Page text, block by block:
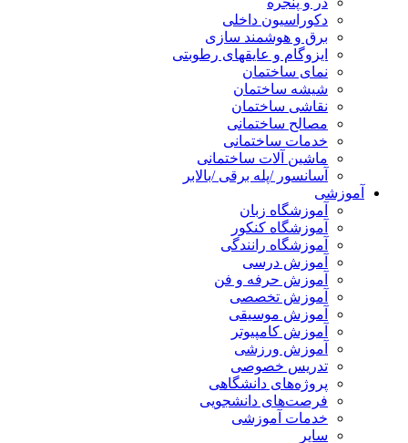
دکوراسیون داخلی
برق و هوشمند سازی
ایزوگام و عایقهای رطوبتی
نمای ساختمان
شیشه ساختمان
نقاشی ساختمان
مصالح ساختمانی
خدمات ساختمانی
ماشین آلات ساختمانی
آسانسور /پله برقی /بالابر
آموزشی
آموزشگاه زبان
آموزشگاه کنکور
آموزشگاه رانندگی
آموزش درسی
آموزش حرفه و فن
آموزش تخصصی
آموزش موسیقی
آموزش کامپیوتر
آموزش ورزشی
تدریس خصوصی
پروژه‌های دانشگاهی
فرصت‌های دانشجویی
خدمات آموزشی
سایر